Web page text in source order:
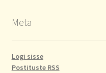
Meta
Logi sisse
Postituste RSS